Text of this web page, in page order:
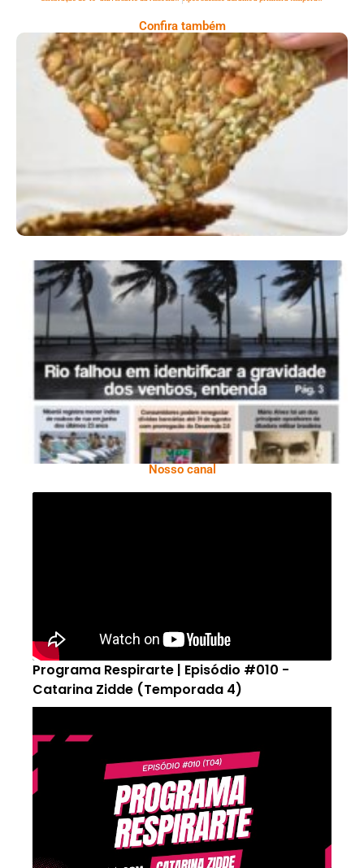
Confira também
Comer Bem: Cracker De Sementes
Ano X – Número 366 01 A 07 De Agosto De
2026
Nosso canal
Programa Respirarte | Episódio #010 -
Catarina Zidde (Temporada 4)